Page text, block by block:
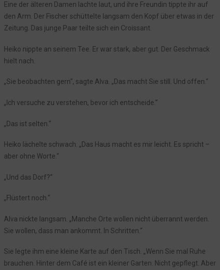
Was bisher geschah: Die Geheimnisse des Sankelmarker Sees
Episode 19: Das Echo der Glocke
Episode 17: Das Rätsel der Kristalle
Episode 16: Ein Rätsel im Dorf
Anna und die Stimmen der Vergangenheit
Episode 14: Der verborgene Tunnel
Episode 13: Verborgene Wahrheiten im Hotel
Was bisher geschah rund um den Sankelmarker See: Die Reise ins
Episode 10: Der erste markierte Punkt
Tauche ein in die Geheimnisse des Sankelmarker Sees – per
WhatsApp!
Eine der älteren Damen lachte laut, und ihre Freundin tippte ihr auf
den Arm. Der Fischer schüttelte langsam den Kopf über etwas in der
Zeitung. Das junge Paar teilte sich ein Croissant.
Heiko nippte an seinem Tee. Er war stark, aber gut. Der Geschmack
hielt nach.
„Sie beobachten gern“, sagte Alva. „Das macht Sie still. Und offen.“
„Ich versuche zu verstehen, bevor ich entscheide.“
„Das ist selten.“
Heiko lächelte schwach. „Das Haus macht es mir leicht. Es spricht –
aber ohne Worte.“
„Und das Dorf?“
„Flüstert noch.“
Alva nickte langsam. „Manche Orte wollen nicht überrannt werden.
Sie wollen, dass man ankommt. In Schritten.“
Sie legte ihm eine kleine Karte auf den Tisch. „Wenn Sie mal Ruhe
brauchen. Hinter dem Café ist ein kleiner Garten. Nicht gepflegt. Aber